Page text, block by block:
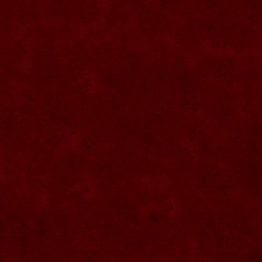
SG008 Dozator tuica
SG003 Sticla vioara
ml